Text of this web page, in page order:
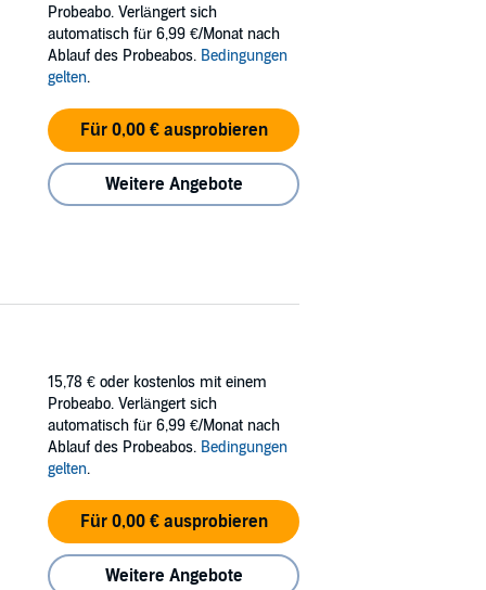
game guides, or online forums,
Star Entertainment; Cover illustration by
Probeabo. Verlängert sich
automatisch für 6,99 €/Monat nach
Ablauf des Probeabos. Bedingungen
gelten.
Für 0,00 € ausprobieren
Weitere Angebote
15,78 € oder kostenlos mit einem
Probeabo. Verlängert sich
automatisch für 6,99 €/Monat nach
Ablauf des Probeabos. Bedingungen
gelten.
Für 0,00 € ausprobieren
Weitere Angebote